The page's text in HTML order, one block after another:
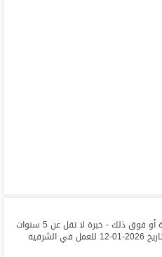
- أن يكون حاصل على بكالوريوس التجارة أو فوق ذلك - خبرة لا تقل عن 5 سنوات
بمجال الحسابات - اجادة تامة لبرامج ... بتاريخ 2026-01-12 للعمل في الشرقيه